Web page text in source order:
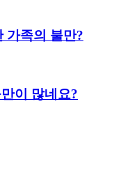
가족의 불만?
이 많네요?